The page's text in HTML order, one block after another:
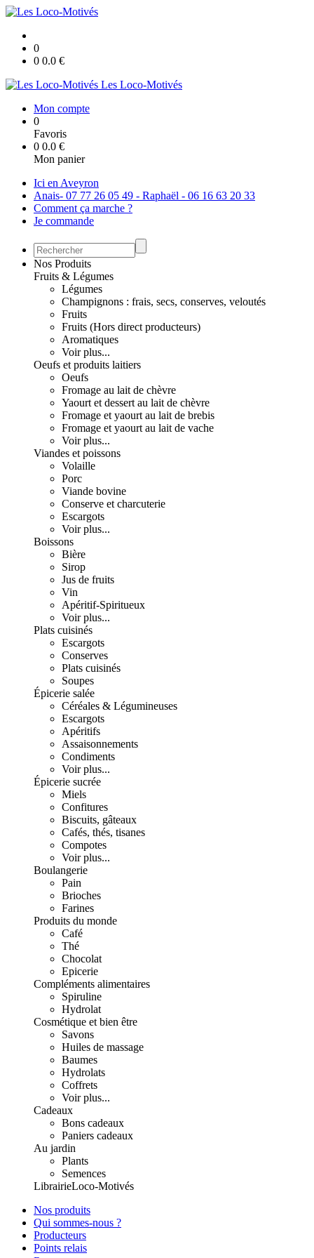
0
0 0.0 €
Les Loco-Motivés
Mon compte
0
Favoris
0 0.0 €
Mon panier
Ici en Aveyron
Anais- 07 77 26 05 49 - Raphaël - 06 16 63 20 33
Comment ça marche ?
Je commande
Nos Produits
Fruits & Légumes
Légumes
Champignons : frais, secs, conserves, veloutés
Fruits
Fruits (Hors direct producteurs)
Aromatiques
Voir plus...
Oeufs et produits laitiers
Oeufs
Fromage au lait de chèvre
Yaourt et dessert au lait de chèvre
Fromage et yaourt au lait de brebis
Fromage et yaourt au lait de vache
Voir plus...
Viandes et poissons
Volaille
Porc
Viande bovine
Conserve et charcuterie
Escargots
Voir plus...
Boissons
Bière
Sirop
Jus de fruits
Vin
Apéritif-Spiritueux
Voir plus...
Plats cuisinés
Escargots
Conserves
Plats cuisinés
Soupes
Épicerie salée
Céréales & Légumineuses
Escargots
Apéritifs
Assaisonnements
Condiments
Voir plus...
Épicerie sucrée
Miels
Confitures
Biscuits, gâteaux
Cafés, thés, tisanes
Compotes
Voir plus...
Boulangerie
Pain
Brioches
Farines
Produits du monde
Café
Thé
Chocolat
Epicerie
Compléments alimentaires
Spiruline
Hydrolat
Cosmétique et bien être
Savons
Huiles de massage
Baumes
Hydrolats
Coffrets
Voir plus...
Cadeaux
Bons cadeaux
Paniers cadeaux
Au jardin
Plants
Semences
LibrairieLoco-Motivés
Nos produits
Qui sommes-nous ?
Producteurs
Points relais